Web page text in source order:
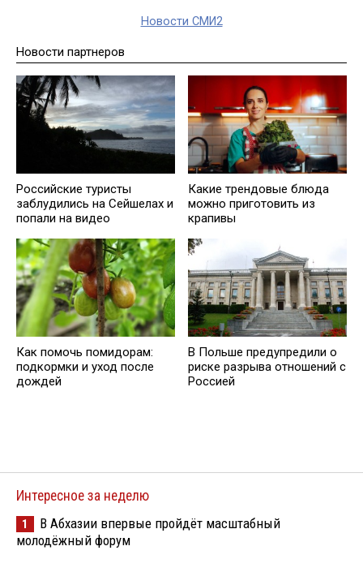
Новости СМИ2
Новости партнеров
Российские туристы
заблудились на Сейшелах и
попали на видео
Какие трендовые блюда
можно приготовить из
крапивы
Как помочь помидорам:
подкормки и уход после
дождей
В Польше предупредили о
риске разрыва отношений с
Россией
Интересное за неделю
1
В Абхазии впервые пройдёт масштабный
молодёжный форум